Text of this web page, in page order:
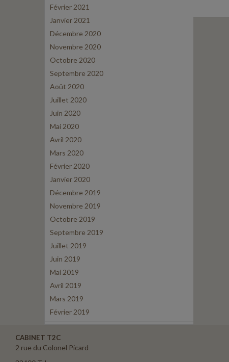
Février 2021
Janvier 2021
Décembre 2020
Novembre 2020
Octobre 2020
Septembre 2020
Août 2020
Juillet 2020
Juin 2020
Mai 2020
Avril 2020
Mars 2020
Février 2020
Janvier 2020
Décembre 2019
Novembre 2019
Octobre 2019
Septembre 2019
Juillet 2019
Juin 2019
Mai 2019
Avril 2019
Mars 2019
Février 2019
CABINET T2C
2 rue du Colonel Picard